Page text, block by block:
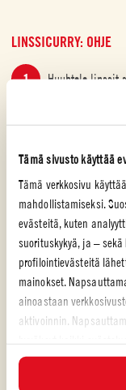
Tämä sivusto käyttää
Tämä verkkosivu
mahdollistamiseksi.
evästeitä, kuten
suorituskykyä, ja –
profilointievästeitä
mainokset.
ainoastaan
aktivoinnin.
profilointievästeet. Voit
katsella päivitettyä
LINSSICURRY: OHJE
Huuhtele linssit
Hienonna
Lisää Polpa
lämmöllä noin
Lisää
Lisää
Tarjoa